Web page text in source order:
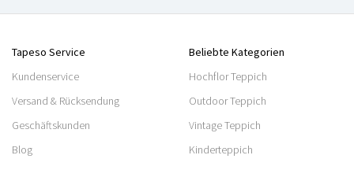
Tapeso Service
Kundenservice
Versand & Rücksendung
Geschäftskunden
Blog
Beliebte Kategorien
Hochflor Teppich
Outdoor Teppich
Vintage Teppich
Kinderteppich